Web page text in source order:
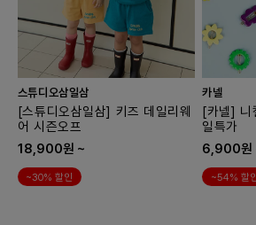
스튜디오삼일삼
[스튜디오삼일삼] 키즈 데일리웨
어 시즌오프
18,900원 ~
~30% 할인
카넬
[카넬] 니
일특가
6,900원
~54% 할